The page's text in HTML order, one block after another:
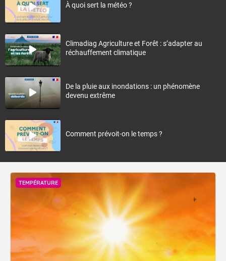
À quoi sert la météo ?
Climadiag Agriculture et Forêt : s’adapter au
réchauffement climatique
De la pluie aux inondations : un phénomène
devenu extrême
Comment prévoit-on le temps ?
TEMPÉRATURE